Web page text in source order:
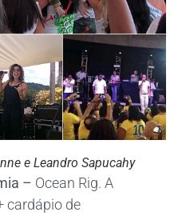
e Leandro Sapucahy
– Ocean Rig. A
cardápio de